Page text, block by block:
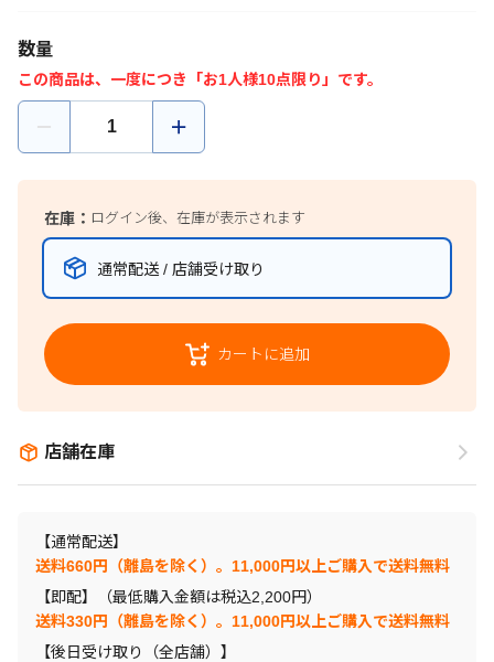
数量
この商品は、一度につき「お1人様10点限り」です。
在庫： ログイン後、在庫が表示されます
通常配送 / 店舗受け取り
カートに追加
店舗在庫
【通常配送】
送料660円（離島を除く）。11,000円以上ご購入で送料無料
【即配】（最低購入金額は税込2,200円）
送料330円（離島を除く）。11,000円以上ご購入で送料無料
【後日受け取り（全店舗）】